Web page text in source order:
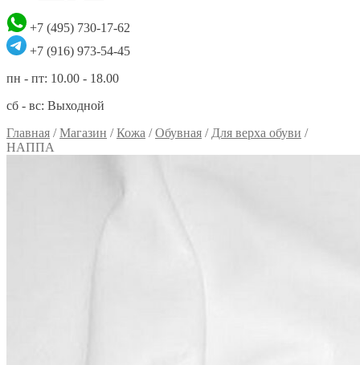
+7 (495) 730-17-62
+7 (916) 973-54-45
пн - пт: 10.00 - 18.00
сб - вс: Выходной
Главная /Магазин /Кожа /Обувная / Для верха обуви /
НАППА